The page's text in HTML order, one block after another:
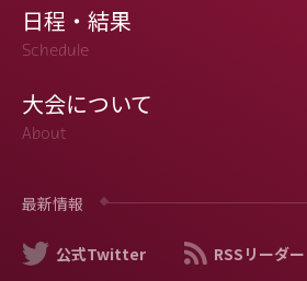
日程・結果
Schedule
大会について
About
最新情報
公式Twitter RSSリーダー